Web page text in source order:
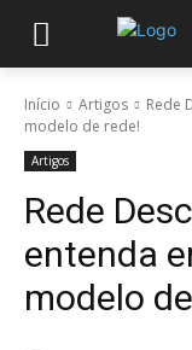
Início Artigos
Rede
modelo de rede!
Artigos
Rede
entenda
modelo